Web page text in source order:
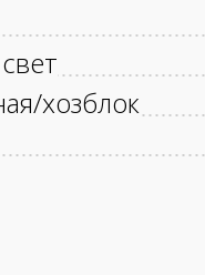
хозблок